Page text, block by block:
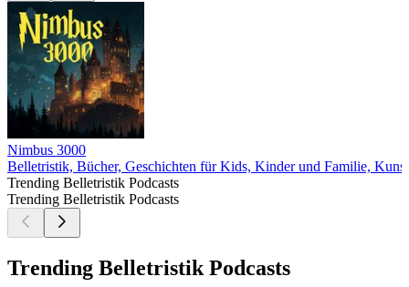
Nimbus 3000
Belletristik, Bücher, Geschichten für Kids, Kinder und Familie, Kunst
Trending Belletristik Podcasts
Trending Belletristik Podcasts
Trending Belletristik Podcasts